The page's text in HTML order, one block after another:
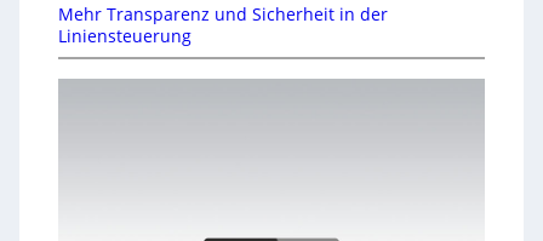
Mehr Transparenz und Sicherheit in der
Liniensteuerung